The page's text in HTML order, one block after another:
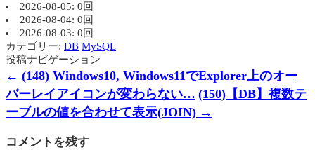
2026-08-05: 0回
2026-08-04: 0回
2026-08-03: 0回
カテゴリー: DB MySQL
投稿ナビゲーション
← (148) Windows10, Windows11でExplorer上のオー
バーレイアイコンが変わらない… (150)【DB】複数テ
ーブルの値を合わせて表示(JOIN) →
コメントを残す